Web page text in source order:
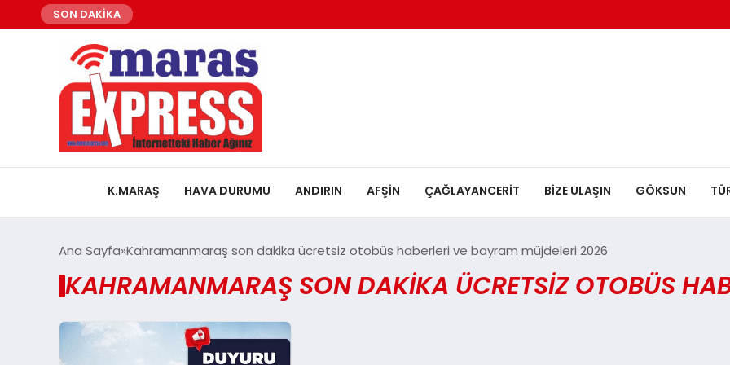
SON DAKİKA
K.MARAŞ HAVA DURUMU ANDIRIN AFŞİN ÇAĞLAYANCERİT BİZE ULAŞIN GÖKSUN
Ana Sayfa Kahramanmaraş son dakika ücretsiz otobüs haberleri ve bayram müjdeleri 2026
KAHRAMANMARAŞ SON DAKIKA ÜCRETSIZ OTOBÜS